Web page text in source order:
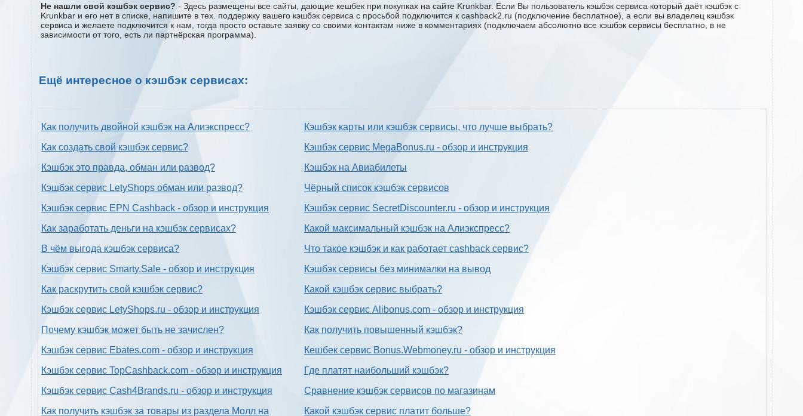
Не нашли свой кэшбэк сервис? - Здесь размещены все сайты, дающие кешбек при покупках на сайте Krunkbar. Если Вы пользователь кэшбэк сервиса который даёт кэшбэк с
Krunkbar и его нет в списке, напишите в тех. поддержку вашего кэшбэк сервиса с проcьбой подключится к cashback2.ru (подключение бесплатное), а если вы владелец кэшбэк
сервиса и желаете подключится к нам, тогда просто оставьте заявку со своими контактам ниже в комментариях (подключаем абсолютно все кэшбэк сервисы бесплатно, в не
зависимости от того, есть ли партнёрская программа).
Ещё интересное о кэшбэк сервисах:
Как получить двойной кэшбэк на Алиэкспресс?
Как создать свой кэшбэк сервис?
Кэшбэк это правда, обман или развод?
Кэшбэк сервис LetyShops обман или развод?
Кэшбэк сервис EPN Cashback - обзор и инструкция
Как заработать деньги на кэшбэк сервисах?
В чём выгода кэшбэк сервиса?
Кэшбэк сервис Smarty.Sale - обзор и инструкция
Как раскрутить свой кэшбэк сервис?
Кэшбэк сервис LetyShops.ru - обзор и инструкция
Почему кэшбэк может быть не зачислен?
Кэшбэк сервис Ebates.com - обзор и инструкция
Кэшбэк сервис TopCashback.com - обзор и инструкция
Кэшбэк сервис Cash4Brands.ru - обзор и инструкция
Как получить кэшбэк за товары из раздела Молл на
Кэшбэк карты или кэшбэк сервисы, что лучше выбрать?
Кэшбэк сервис MegaBonus.ru - обзор и инструкция
Кэшбэк на Авиабилеты
Чёрный список кэшбэк сервисов
Кэшбэк сервис SecretDiscounter.ru - обзор и инструкция
Какой максимальный кэшбэк на Алиэкспресс?
Что такое кэшбэк и как работает cashback сервис?
Кэшбэк сервисы без минималки на вывод
Какой кэшбэк сервис выбрать?
Кэшбэк сервис Alibonus.com - обзор и инструкция
Как получить повышенный кэшбэк?
Кешбек сервис Bonus.Webmoney.ru - обзор и инструкция
Где платят наибольший кэшбэк?
Сравнение кэшбэк сервисов по магазинам
Какой кэшбэк сервис платит больше?